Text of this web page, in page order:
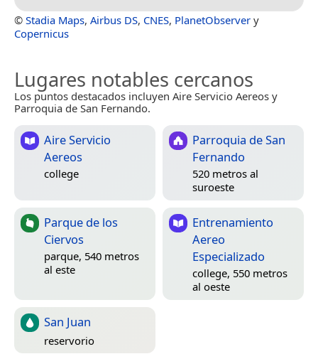
© Stadia Maps, Airbus DS, CNES, PlanetObserver y
Copernicus
Lugares notables cercanos
Los puntos destacados incluyen Aire Servicio Aereos y
Parroquia de San Fernando.
Aire Servicio
Aereos
college
Parroquia de San
Fernando
520 metros al
suroeste
Parque de los
Ciervos
parque, 540 metros
al este
Entrenamiento
Aereo
Especializado
college, 550 metros
al oeste
San Juan
reservorio